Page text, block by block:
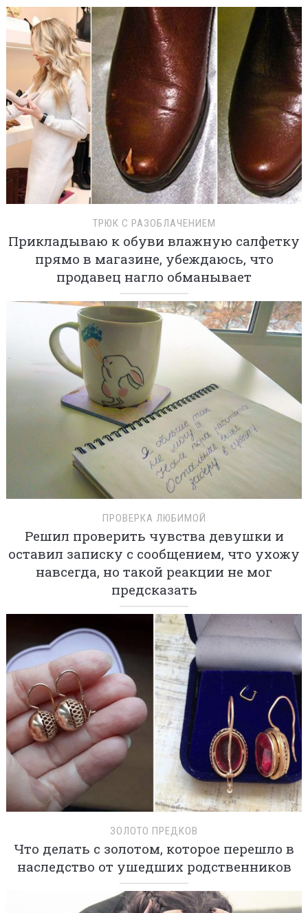
ТРЮК С РАЗОБЛАЧЕНИЕМ
Прикладываю к обуви влажную салфетку
прямо в магазине, убеждаюсь, что
продавец нагло обманывает
ПРОВЕРКА ЛЮБИМОЙ
Решил проверить чувства девушки и
оставил записку с сообщением, что ухожу
навсегда, но такой реакции не мог
предсказать
ЗОЛОТО ПРЕДКОВ
Что делать с золотом, которое перешло в
наследство от ушедших родственников